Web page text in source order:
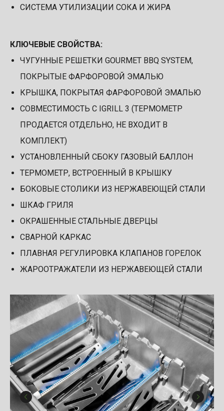
СИСТЕМА УТИЛИЗАЦИИ СОКА И ЖИРА
КЛЮЧЕВЫЕ СВОЙСТВА:
ЧУГУННЫЕ РЕШЕТКИ GOURMET BBQ SYSTEM,
ПОКРЫТЫЕ ФАРФОРОВОЙ ЭМАЛЬЮ
КРЫШКА, ПОКРЫТАЯ ФАРФОРОВОЙ ЭМАЛЬЮ
СОВМЕСТИМОСТЬ С IGRILL 3 (ТЕРМОМЕТР
ПРОДАЕТСЯ ОТДЕЛЬНО, НЕ ВХОДИТ В
КОМПЛЕКТ)
УСТАНОВЛЕННЫЙ СБОКУ ГАЗОВЫЙ БАЛЛОН
ТЕРМОМЕТР, ВСТРОЕННЫЙ В КРЫШКУ
БОКОВЫЕ СТОЛИКИ ИЗ НЕРЖАВЕЮЩЕЙ СТАЛИ
ШКАФ ГРИЛЯ
ОКРАШЕННЫЕ СТАЛЬНЫЕ ДВЕРЦЫ
СВАРНОЙ КАРКАС
ПЛАВНАЯ РЕГУЛИРОВКА КЛАПАНОВ ГОРЕЛОК
ЖАРООТРАЖАТЕЛИ ИЗ НЕРЖАВЕЮЩЕЙ СТАЛИ